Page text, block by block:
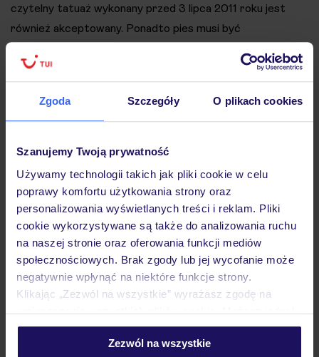
Zgoda Szczegóły O plikach cookies
Szanujemy Twoją prywatność
Używamy technologii takich jak pliki cookie w celu
poprawy komfortu użytkowania strony oraz
personalizowania wyświetlanych treści i reklam. Pliki
cookie wykorzystywane są także do analizowania ruchu
na naszej stronie oraz oferowania funkcji mediów
społecznościowych. Brak zgody lub jej wycofanie może
negatywnie wpłynąć na niektóre funkcje strony.
Klikając „Zezwól na wszystkie” wyrażasz zgodę na
umieszczenie wszystkich plików cookie. Możesz jednak
personalizować swój wybór wchodząc w zakładkę
Zezwól na wszystkie
czytelny tatuaż wykonany przed 3 lipca 2011 roku jest
również akceptowany. Ponadto pies musi być
pierwszego szczepienia uzyskuje ono ważność po upływie
Jak przygotować się do wyjazdu do
Przed udaniem się za naszą zachodnią granicą warto
zadbać o prywatneubezpieczenie turystyczne
ona koszty leczenia w nagłych przypadkach czy
transportu medycznego, dlatego rozważenie takiej polisy,
niezależnie od celu wizyty w Niemczech, jest dobrym
pomysłem. Ubezpieczenie zdrowotne może obejmować
szerszy zakres usług i opieki zdrowotnej, takich jak koszty
pobytu w szpitalu czy pokrycie kosztów transportu do
Polski.